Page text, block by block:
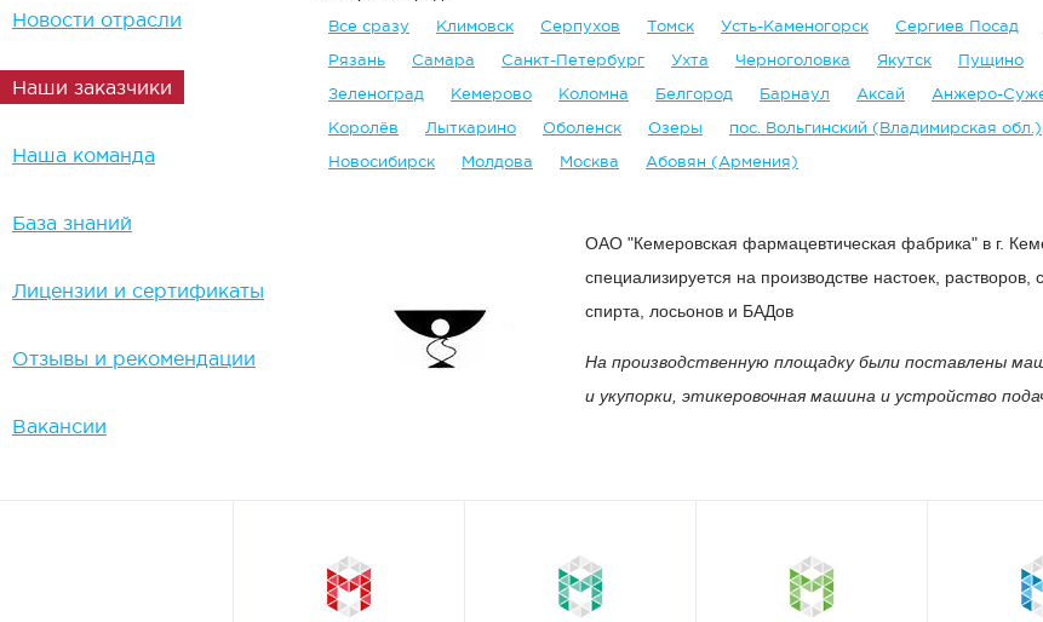
Новости отрасли
Наши заказчики
Наша команда
База знаний
Лицензии и сертификаты
Отзывы и рекомендации
Вакансии
Все сразу Климовск Серпухов Томск Усть-Каменогорск Сергиев Посад
Рязань
Самара Санкт-Петербург Ухта Черноголовка Якутск Пущино
Зеленоград
Кемерово Коломна Белгород Барнаул Аксай
Анжеро-
Королёв
Лыткарино Оболенск Озеры пос. Вольгинский (Владимирская обл.)
Новосибирск
Молдова Москва Абовян (Армения)
ОАО "Кемеровская фармацевтическая фабрика" в г.
специализируется на производстве настоек, растворов,
спирта, лосьонов и БАДов
На производственную площадку были поставлены
и укупорки, этикеровочная машина и устройство